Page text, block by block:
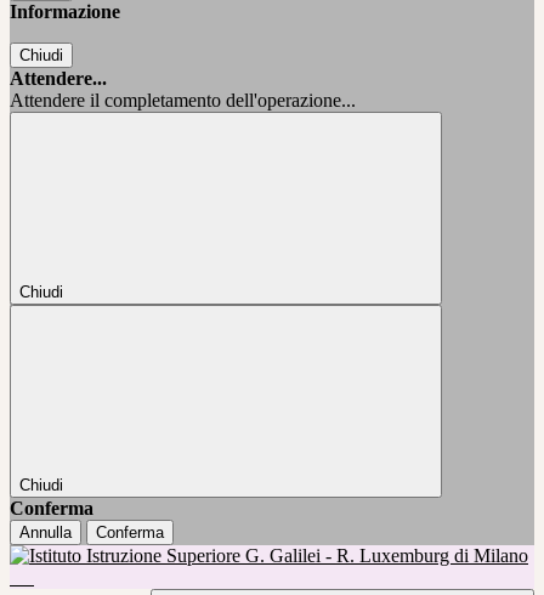
Informazione
Chiudi
Attendere...
Attendere il completamento dell'operazione...
Chiudi
Chiudi
Conferma
Annulla Conferma